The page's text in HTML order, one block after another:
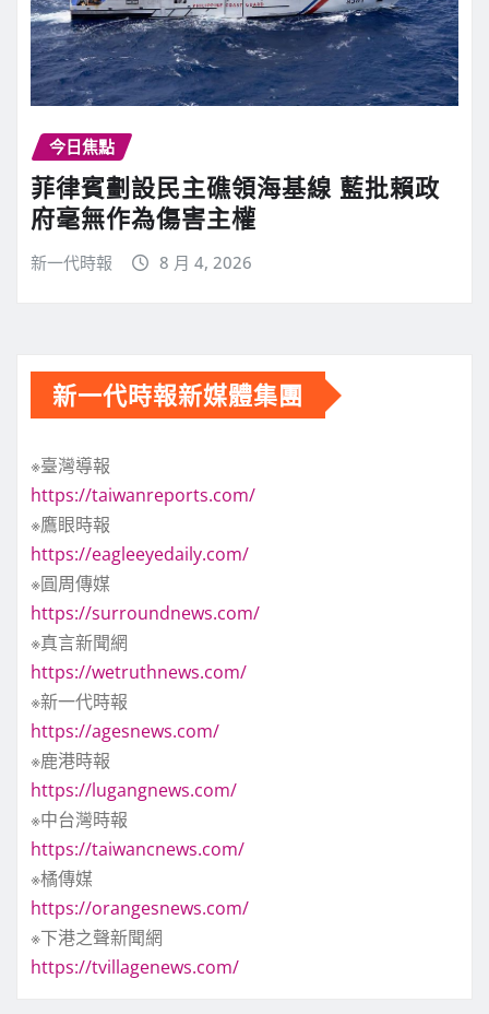
今日焦點
菲律賓劃設民主礁領海基線 藍批賴政
府毫無作為傷害主權
新一代時報 8 月 4, 2026
新一代時報新媒體集團
※臺灣導報
https://taiwanreports.com/
※鷹眼時報
https://eagleeyedaily.com/
※圓周傳媒
https://surroundnews.com/
※真言新聞網
https://wetruthnews.com/
※新一代時報
https://agesnews.com/
※鹿港時報
https://lugangnews.com/
※中台灣時報
https://taiwancnews.com/
※橘傳媒
https://orangesnews.com/
※下港之聲新聞網
https://tvillagenews.com/